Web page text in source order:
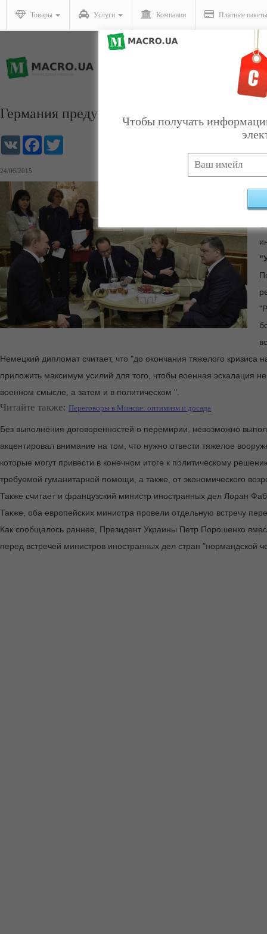
Товары Услуги Компании Платные пакеты
Германия предупреждает: ситуация на
VK Facebook
24/06/2015
Немецкий дипломат считает, что "до окончания тяжелого
приложить максимум усилий для того, чтобы военная эскалация
военном смысле, а затем и в политическом ".
Читайте также: Переговоры в Минске: оптимизм и досада
Без выполнения договоренностей о перемирии, невозможно
акцентировал внимание на том, что нужно отвести тяжелое
которые могут привести в конечном итоге к политическому
требуемой гуманитарной помощи, а также, от экономического
Также считает и французский министр иностранных дел Лоран
Также, оба европейских министра провели отдельную встречу
Как сообщалось раннее, Президент Украины Петр Порошенко
перед встречей министров иностранных дел стран "нормандской
Чтобы получать